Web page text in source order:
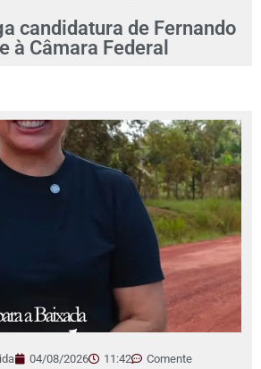
candidatura de Fernando
à Câmara Federal
04/08/2026 11:42 Comente